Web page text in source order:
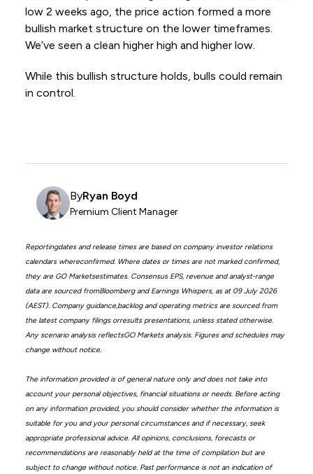
low 2 weeks ago, the price action formed a more
bullish market structure on the lower timeframes.
We’ve seen a clean higher high and higher low.
While this bullish structure holds, bulls could remain
in control.
ByRyan Boyd
Premium Client Manager
Reportingdates and release times are based on company investor relations
calendars whereconfirmed. Where dates or times are not marked confirmed,
they are GO Marketsestimates. Consensus EPS, revenue and analyst-range
data are sourced fromBloomberg and Earnings Whispers, as at 09 July 2026
(AEST). Company guidance,backlog and operating metrics are sourced from
the latest company filings orresults presentations, unless stated otherwise.
Any scenario analysis reflectsGO Markets analysis. Figures and schedules may
change without notice.
The information provided is of general nature only and does not take into
account your personal objectives, financial situations or needs. Before acting
on any information provided, you should consider whether the information is
suitable for you and your personal circumstances and if necessary, seek
appropriate professional advice. All opinions, conclusions, forecasts or
recommendations are reasonably held at the time of compilation but are
subject to change without notice. Past performance is not an indication of